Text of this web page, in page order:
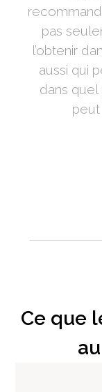
pas
l’obtenir
aussi qui
dans quel
Ce que